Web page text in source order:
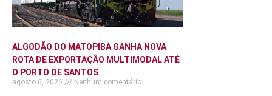
ALGODÃO DO MATOPIBA GANHA NOVA
ROTA DE EXPORTAÇÃO MULTIMODAL ATÉ
O PORTO DE SANTOS
agosto 6, 2026 Nenhum comentário